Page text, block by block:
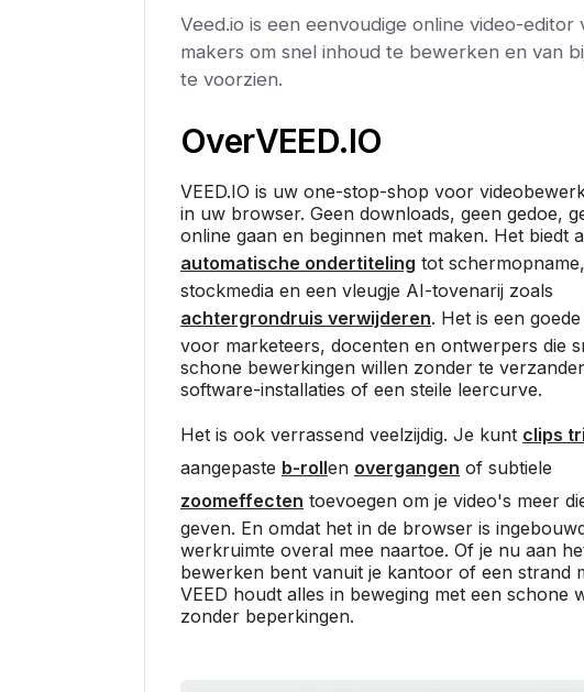
Veed.io is een eenvoudige online video-editor
makers om snel inhoud te bewerken en van
te voorzien.
OverVEED.IO
VEED.IO is uw one-stop-shop voor
in uw browser. Geen downloads, geen gedoe,
online gaan en beginnen met maken. Het biedt
automatische ondertiteling tot schermopname,
stockmedia en een vleugje AI-tovenarij zoals
achtergrondruis verwijderen. Het is een
voor marketeers, docenten en ontwerpers die
schone bewerkingen willen zonder te
software-installaties of een steile leercurve.
Het is ook verrassend veelzijdig. Je kunt clips
aangepaste b-rollen overgangen of subtiele
zoomeffecten toevoegen om je video's meer
geven. En omdat het in de browser is
werkruimte overal mee naartoe. Of je nu aan
bewerken bent vanuit je kantoor of een strand
VEED houdt alles in beweging met een schone
zonder beperkingen.